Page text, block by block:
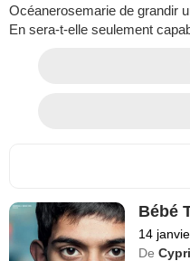
Océanerosemarie de grandir
En sera-t-elle seulement
Bébé
14
De